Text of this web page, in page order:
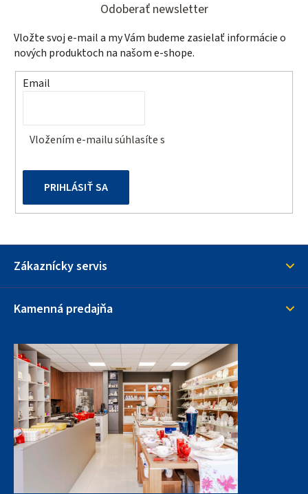
Odoberať newsletter
Vložte svoj e-mail a my Vám budeme zasielať informácie o
nových produktoch na našom e-shope.
Email
Vložením e-mailu súhlasíte s
PRIHLÁSIŤ SA
Zákaznícky servis
Kamenná predajňa